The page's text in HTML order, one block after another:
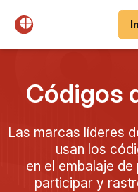
Códigos
Las marcas líderes
usan los
en el embalaje
participar y